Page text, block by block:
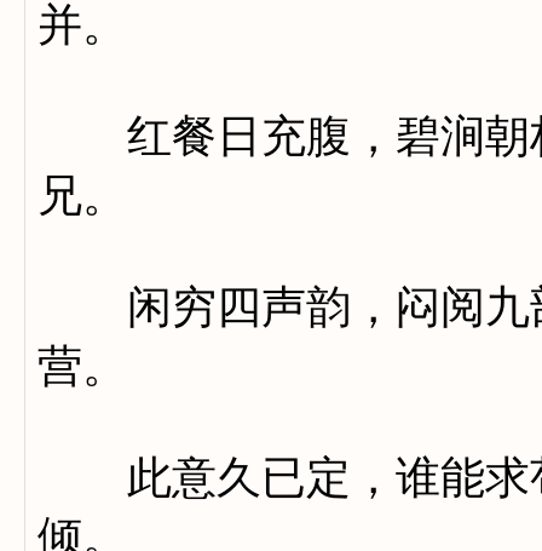
并。
红餐日充腹，碧涧朝
兄。
闲穷四声韵，闷阅九
营。
此意久已定，谁能求
倾。